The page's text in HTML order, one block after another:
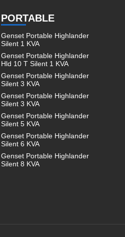
PORTABLE
Genset Portable Highlander
Silent 1 KVA
Genset Portable Highlander
Hld 10 T Silent 1 KVA
Genset Portable Highlander
Silent 3 KVA
Genset Portable Highlander
Silent 3 KVA
Genset Portable Highlander
Silent 5 KVA
Genset Portable Highlander
Silent 6 KVA
Genset Portable Highlander
Silent 8 KVA